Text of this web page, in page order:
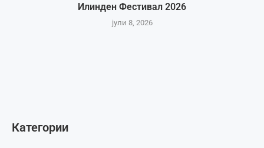
Илинден Фестивал 2026
јули 8, 2026
Категории